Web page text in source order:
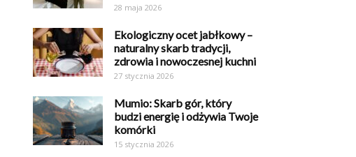
28 maja 2026
Ekologiczny ocet jabłkowy –
naturalny skarb tradycji,
zdrowia i nowoczesnej kuchni
27 stycznia 2026
Mumio: Skarb gór, który
budzi energię i odżywia Twoje
komórki
15 stycznia 2026